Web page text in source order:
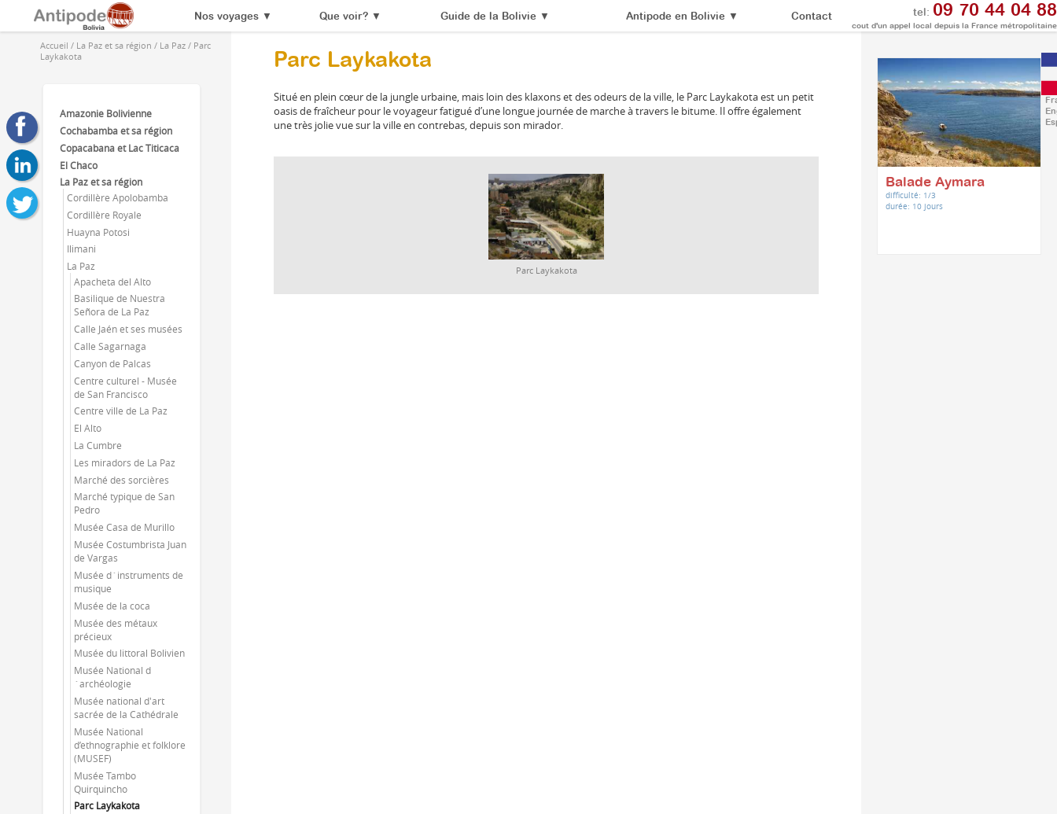
Nos voyages▼ Que voir? ▼ Guide de la Bolivie ▼ Antipode en Bolivie ▼ Contact tel: 09 70 44 04 88
cout d'un appel local depuis la France métropolitaine
Accueil / La Paz et sa région / La Paz/ Parc
Laykakota
Amazonie Bolivienne
Cochabamba et sa région
Copacabana et Lac Titicaca
El Chaco
La Paz et sa région
Cordillère Apolobamba
Cordillère Royale
Huayna Potosi
Ilimani
La Paz
Apacheta del Alto
Basilique de Nuestra
Señora de La Paz
Calle Jaén et ses musées
Calle Sagarnaga
Canyon de Palcas
Centre culturel - Musée
de San Francisco
Centre ville de La Paz
El Alto
La Cumbre
Les miradors de La Paz
Marché des sorcières
Marché typique de San
Pedro
Musée Casa de Murillo
Musée Costumbrista Juan
de Vargas
Musée d´instruments de
musique
Musée de la coca
Musée des métaux
précieux
Musée du littoral Bolivien
Musée National d
´archéologie
Musée national d'art
sacrée de la Cathédrale
Musée National
d’ethnographie et folklore
(MUSEF)
Musée Tambo
Quirquincho
Parc Laykakota
Parc Laykakota
Situé en plein cœur de la jungle urbaine, mais loin des klaxons et des odeurs de la ville, le Parc Laykakota est un petit
oasis de fraîcheur pour le voyageur fatigué d’une longue journée de marche à travers le bitume. Il offre également
une très jolie vue sur la ville en contrebas, depuis son mirador.
Parc Laykakota
Balade Aymara
difficulté: 1/3
durée: 10 jours